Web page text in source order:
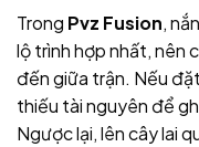
Trong Pvz Fusion,
lộ trình hợp nhất, nên
đến giữa trận. Nếu
thiếu tài nguyên để
Ngược lại, lên cây lai